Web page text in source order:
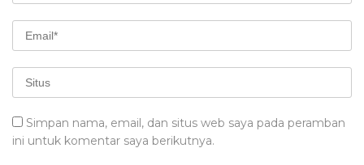
Simpan nama, email, dan situs web saya pada peramban
ini untuk komentar saya berikutnya.